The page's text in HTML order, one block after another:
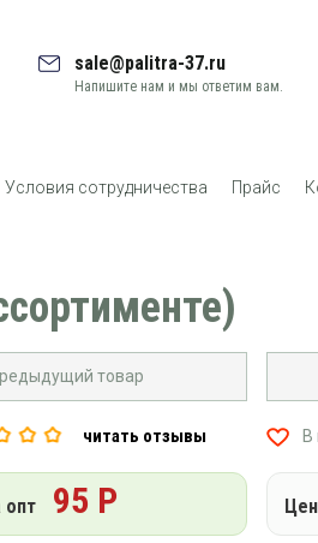
sale@palitra-37.ru
Напишите нам и мы ответим вам.
Условия сотрудничества Прайс
товар
читать отзывы В
опт 95 Р